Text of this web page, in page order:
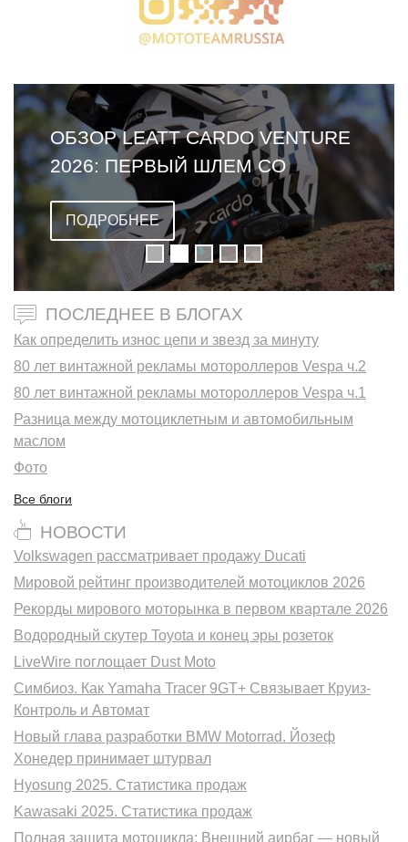
ОБЗОР LEATT CARDO VENTURE
2026: ПЕРВЫЙ ШЛЕМ СО
ВСТРОЕННОЙ ГАРНИТУРОЙ
ПОДРОБНЕЕ
ПОСЛЕДНЕЕ В БЛОГАХ
Как определить износ цепи и звезд за минуту
80 лет винтажной рекламы мотороллеров Vespa ч.2
80 лет винтажной рекламы мотороллеров Vespa ч.1
Разница между мотоциклетным и автомобильным
маслом
Фото
Все блоги
НОВОСТИ
Volkswagen рассматривает продажу Ducati
Мировой рейтинг производителей мотоциклов 2026
Рекорды мирового моторынка в первом квартале 2026
Водородный скутер Toyota и конец эры розеток
LiveWire поглощает Dust Moto
Симбиоз. Как Yamaha Tracer 9GT+ Связывает Круиз-
Контроль и Автомат
Новый глава разработки BMW Motorrad. Йозеф
Хонедер принимает штурвал
Hyosung 2025. Статистика продаж
Kawasaki 2025. Статистика продаж
Полная защита мотоцикла: Внешний аирбаг — новый